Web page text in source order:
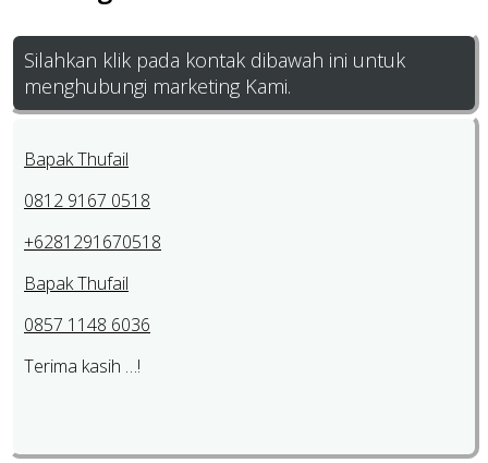
Silahkan klik pada kontak dibawah ini untuk
menghubungi marketing Kami.
Bapak Thufail
0812 9167 0518
+6281291670518
Bapak Thufail
0857 1148 6036
Terima kasih …!